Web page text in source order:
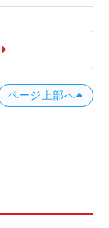
ページ上部へ